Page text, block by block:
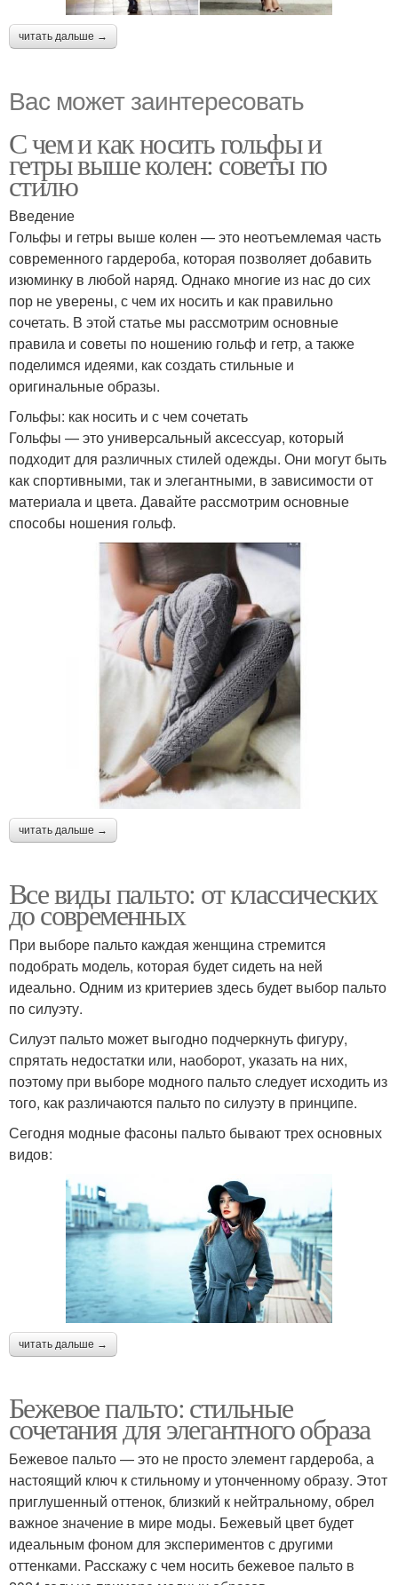
читать дальше →
Вас может заинтересовать
С чем и как носить гольфы и
гетры выше колен: советы по
стилю
Введение
Гольфы и гетры выше колен — это неотъемлемая часть
современного гардероба, которая позволяет добавить
изюминку в любой наряд. Однако многие из нас до сих
пор не уверены, с чем их носить и как правильно
сочетать. В этой статье мы рассмотрим основные
правила и советы по ношению гольф и гетр, а также
поделимся идеями, как создать стильные и
оригинальные образы.
Гольфы: как носить и с чем сочетать
Гольфы — это универсальный аксессуар, который
подходит для различных стилей одежды. Они могут быть
как спортивными, так и элегантными, в зависимости от
материала и цвета. Давайте рассмотрим основные
способы ношения гольф.
читать дальше →
Все виды пальто: от классических
до современных
При выборе пальто каждая женщина стремится
подобрать модель, которая будет сидеть на ней
идеально. Одним из критериев здесь будет выбор пальто
по силуэту.
Силуэт пальто может выгодно подчеркнуть фигуру,
спрятать недостатки или, наоборот, указать на них,
поэтому при выборе модного пальто следует исходить из
того, как различаются пальто по силуэту в принципе.
Сегодня модные фасоны пальто бывают трех основных
видов:
читать дальше →
Бежевое пальто: стильные
сочетания для элегантного образа
Бежевое пальто — это не просто элемент гардероба, а
настоящий ключ к стильному и утонченному образу. Этот
приглушенный оттенок, близкий к нейтральному, обрел
важное значение в мире моды. Бежевый цвет будет
идеальным фоном для экспериментов с другими
оттенками. Расскажу с чем носить бежевое пальто в